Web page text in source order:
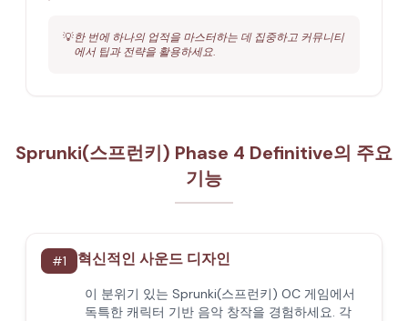
💡한 번에 하나의 업적을 마스터하는 데 집중하고 커뮤니티
에서 팁과 전략을 활용하세요.
Sprunki(스프런키) Phase 4 Definitive의 주요
기능
#1 혁신적인 사운드 디자인
이 분위기 있는 Sprunki(스프런키) OC 게임에서
독특한 캐릭터 기반 음악 창작을 경험하세요. 각